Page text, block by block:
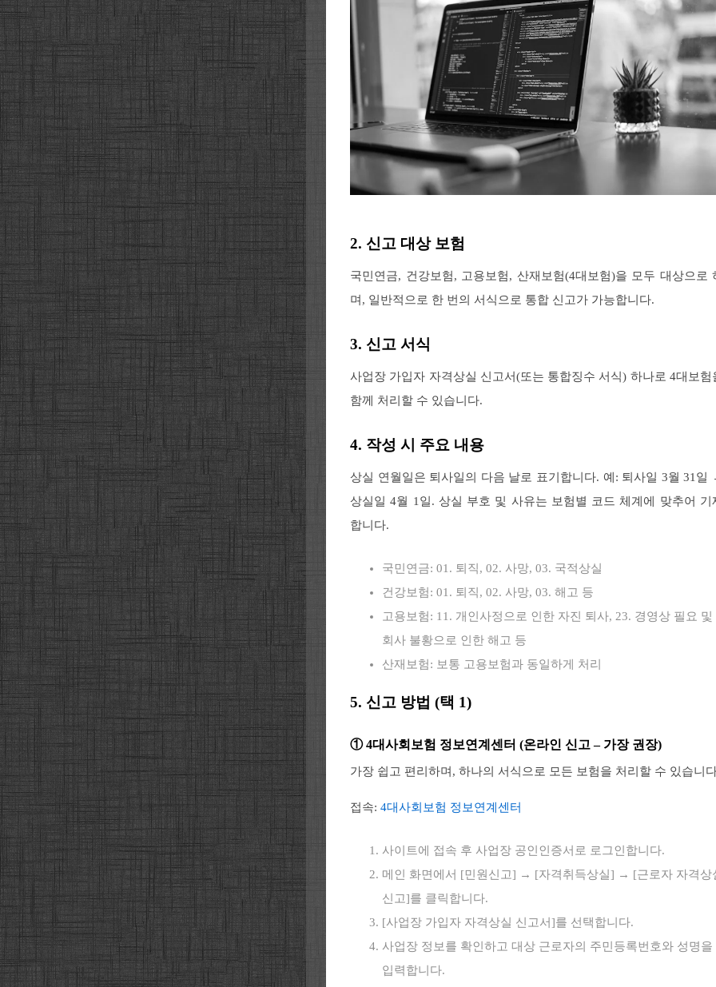
2. 신고 대상 보험
국민연금, 건강보험, 고용보험, 산재보험(4대보험)을 모두 대상으로
며, 일반적으로 한 번의 서식으로 통합 신고가 가능합니다.
3. 신고 서식
사업장 가입자 자격상실 신고서(또는 통합징수 서식) 하나로 4대보험
함께 처리할 수 있습니다.
4. 작성 시 주요 내용
상실 연월일은 퇴사일의 다음 날로 표기합니다. 예: 퇴사일 3월 31일
상실일 4월 1일. 상실 부호 및 사유는 보험별 코드 체계에 맞추어 기
합니다.
국민연금: 01. 퇴직, 02. 사망, 03. 국적상실
건강보험: 01. 퇴직, 02. 사망, 03. 해고 등
고용보험: 11. 개인사정으로 인한 자진 퇴사, 23. 경영상 필요 및
회사 불황으로 인한 해고 등
산재보험: 보통 고용보험과 동일하게 처리
5. 신고 방법 (택 1)
① 4대사회보험 정보연계센터 (온라인 신고 – 가장 권장)
가장 쉽고 편리하며, 하나의 서식으로 모든 보험을 처리할 수 있습니
접속: 4대사회보험 정보연계센터
사이트에 접속 후 사업장 공인인증서로 로그인합니다.
메인 화면에서 [민원신고] → [자격취득상실] → [근로자 자격상
신고]를 클릭합니다.
[사업장 가입자 자격상실 신고서]를 선택합니다.
사업장 정보를 확인하고 대상 근로자의 주민등록번호와 성명을
입력합니다.